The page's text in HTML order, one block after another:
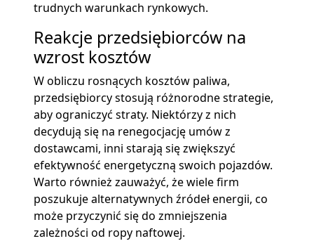
trudnych warunkach rynkowych.
Reakcje przedsiębiorców na
wzrost kosztów
W obliczu rosnących kosztów paliwa,
przedsiębiorcy stosują różnorodne strategie,
aby ograniczyć straty. Niektórzy z nich
decydują się na renegocjację umów z
dostawcami, inni starają się zwiększyć
efektywność energetyczną swoich pojazdów.
Warto również zauważyć, że wiele firm
poszukuje alternatywnych źródeł energii, co
może przyczynić się do zmniejszenia
zależności od ropy naftowej.